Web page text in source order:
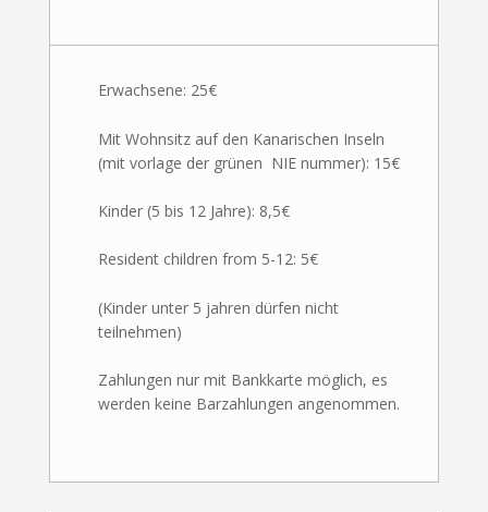
Erwachsene: 25€
Mit Wohnsitz auf den Kanarischen Inseln
(mit vorlage der grünen NIE nummer): 15€
Kinder (5 bis 12 Jahre): 8,5€
Resident children from 5-12: 5€
(Kinder unter 5 jahren dürfen nicht
teilnehmen)
Zahlungen nur mit Bankkarte möglich, es
werden keine Barzahlungen angenommen.